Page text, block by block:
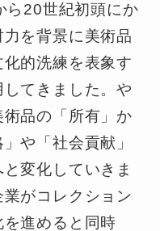
ら20世紀初頭にか
を背景に美術品
的洗練を表象す
てきました。や
品の「所有」か
や「社会貢献」
変化していきま
がコレクション
進めると同時